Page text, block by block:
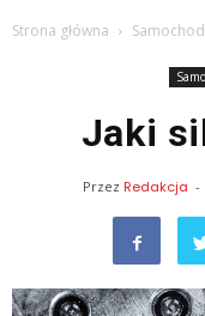
Strona główna
Jaki
Przez Redakcja -